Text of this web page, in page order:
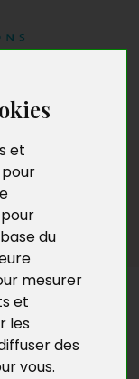
et
pour
du
mesurer
et
les
des
vous.
la